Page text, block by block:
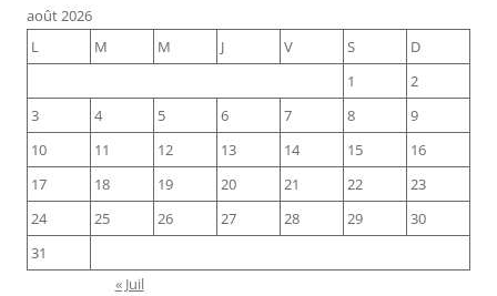
août 2026
L
M M J V S
D
1
2
3
4 5 6 7 8
9
10
11 12 13 14 15
16
17
18 19 20 21 22
23
24
25 26 27 28 29
30
31
« Juil